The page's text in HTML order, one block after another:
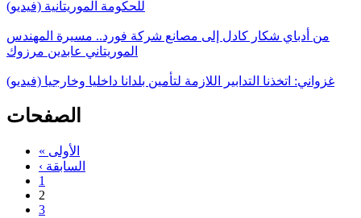
للحكومة الموريتانية (فيديو)
من أدباي شكار كادل إلى مصانع شركة فورد.. مسيرة المهندس
الموريتاني عابدين مرزوك
غزواني: اتخذنا التدابير اللازمة لتأمين بلدانا داخليا وخارجيا (فيديو)
الصفحات
« الأولى
‹ السابقة
1
2
3